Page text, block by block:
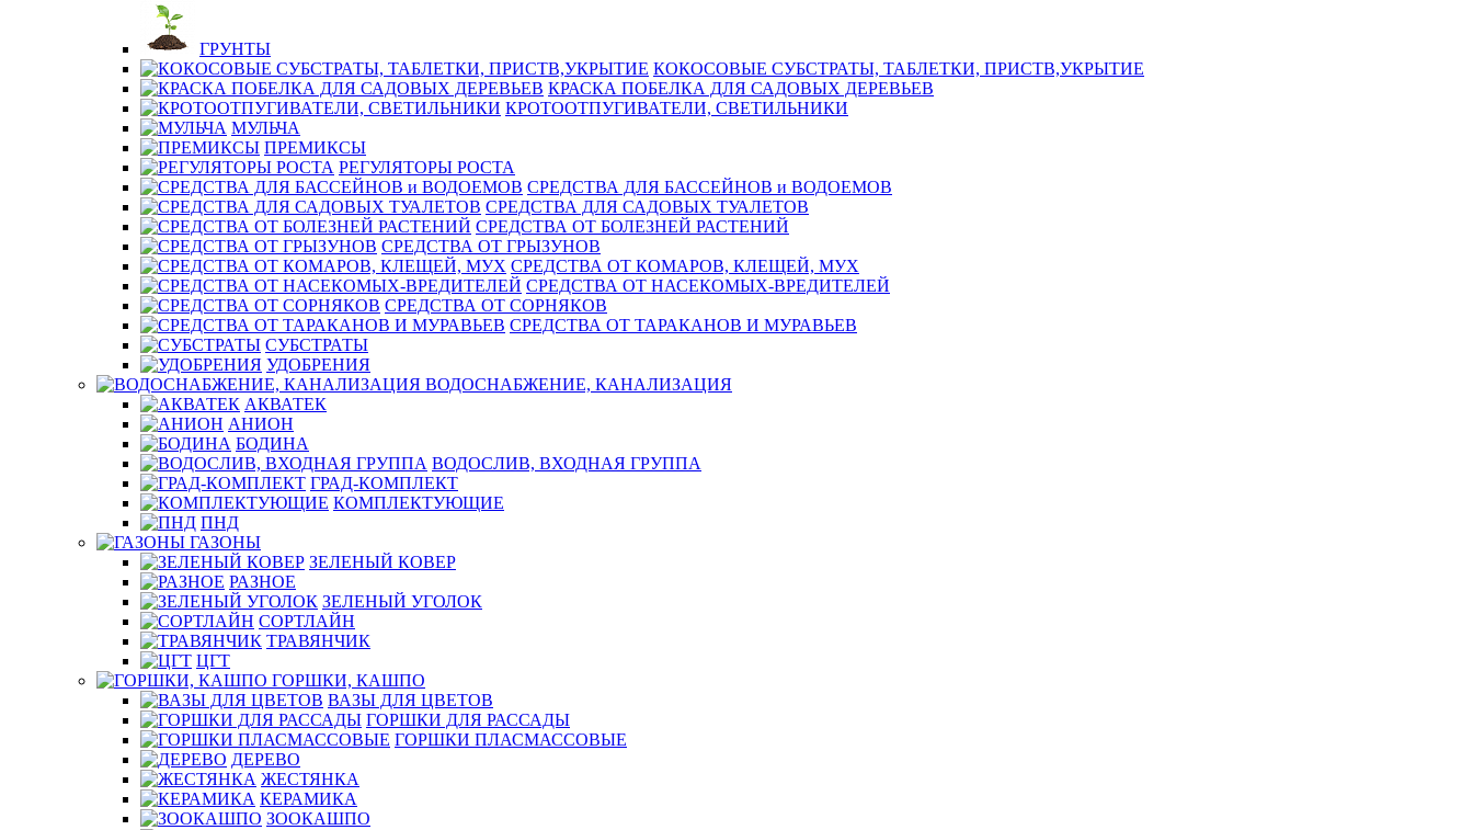
ГРУНТЫ
КОКОСОВЫЕ СУБСТРАТЫ, ТАБЛЕТКИ, ПРИСТВ,УКРЫТИЕ
КРАСКА ПОБЕЛКА ДЛЯ САДОВЫХ ДЕРЕВЬЕВ
КРОТООТПУГИВАТЕЛИ, СВЕТИЛЬНИКИ
МУЛЬЧА
ПРЕМИКСЫ
РЕГУЛЯТОРЫ РОСТА
СРЕДСТВА ДЛЯ БАССЕЙНОВ и ВОДОЕМОВ
СРЕДСТВА ДЛЯ САДОВЫХ ТУАЛЕТОВ
СРЕДСТВА ОТ БОЛЕЗНЕЙ РАСТЕНИЙ
СРЕДСТВА ОТ ГРЫЗУНОВ
СРЕДСТВА ОТ КОМАРОВ, КЛЕЩЕЙ, МУХ
СРЕДСТВА ОТ НАСЕКОМЫХ-ВРЕДИТЕЛЕЙ
СРЕДСТВА ОТ СОРНЯКОВ
СРЕДСТВА ОТ ТАРАКАНОВ И МУРАВЬЕВ
СУБСТРАТЫ
УДОБРЕНИЯ
ВОДОСНАБЖЕНИЕ, КАНАЛИЗАЦИЯ
АКВАТЕК
АНИОН
БОДИНА
ВОДОСЛИВ, ВХОДНАЯ ГРУППА
ГРАД-КОМПЛЕКТ
КОМПЛЕКТУЮЩИЕ
ПНД
ГАЗОНЫ
ЗЕЛЕНЫЙ КОВЕР
РАЗНОЕ
ЗЕЛЕНЫЙ УГОЛОК
СОРТЛАЙН
ТРАВЯНЧИК
ЦГТ
ГОРШКИ, КАШПО
ВАЗЫ ДЛЯ ЦВЕТОВ
ГОРШКИ ДЛЯ РАССАДЫ
ГОРШКИ ПЛАСМАССОВЫЕ
ДЕРЕВО
ЖЕСТЯНКА
КЕРАМИКА
ЗООКАШПО